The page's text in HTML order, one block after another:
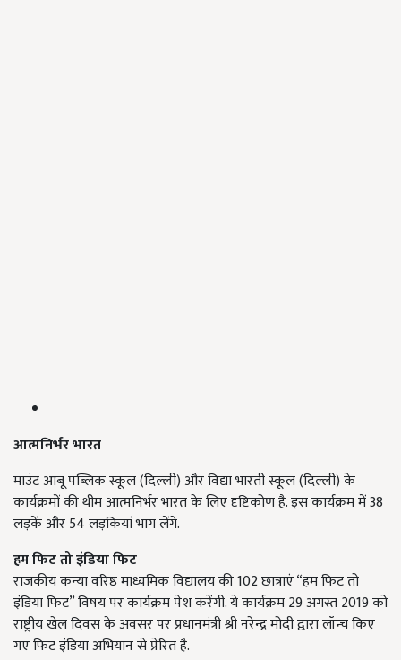
आत्मनिर्भर भारत
माउंट आबू पब्लिक स्कूल (दिल्ली) और विद्या भारती स्कूल (दिल्ली) के
कार्यक्रमों की थीम आत्मनिर्भर भारत के लिए दृष्टिकोण है. इस कार्यक्रम में 38
लड़कें और 54 लड़कियां भाग लेंगे.
हम फिट तो इंडिया फिट
राजकीय कन्या वरिष्ठ माध्यमिक विद्यालय की 102 छात्राएं “हम फिट तो
इंडिया फिट” विषय पर कार्यक्रम पेश करेंगी. ये कार्यक्रम 29 अगस्त 2019 को
राष्ट्रीय खेल दिवस के अवसर पर प्रधानमंत्री श्री नरेन्द्र मोदी द्वारा लॉन्च किए
गए फिट इंडिया अभियान से प्रेरित है.